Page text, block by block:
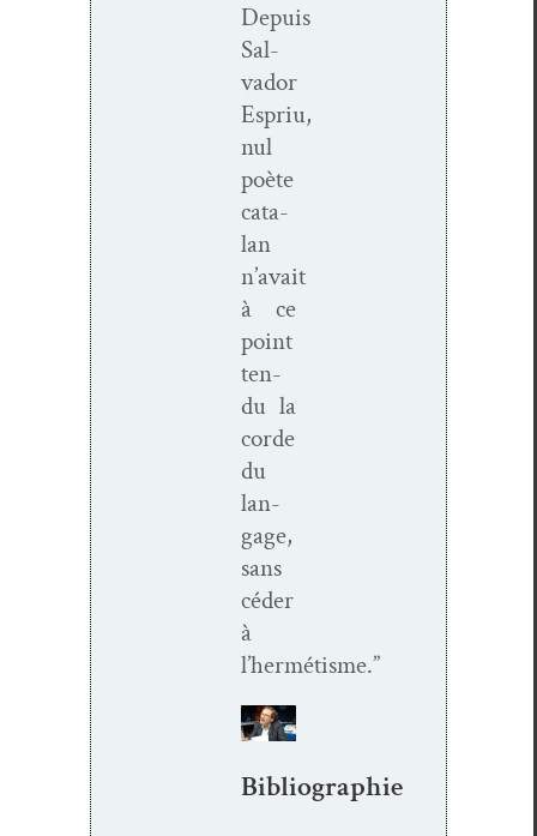
Depuis
Sal­
vador
Espriu,
nul
poète
cata­
lan
n’avait
à ce
point
ten­
du la
corde
du
lan­
gage,
sans
céder
à
l’hermétisme.”
Bibliographie